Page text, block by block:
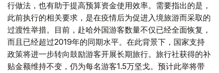
行做法，也有助于提高预算资金使用效率。需要指出的是，
此前执行的相关要求，是在疫情后为促进入境旅游而采取的
过渡性举措。目前，赴哈外国游客数量不仅已经全面恢复，
而且已经超过2019年的同期水平。在此背景下，国家支持
政策将进一步转向鼓励游客开展长期旅行。旅行社获得的补
贴金额维持不变，仍为每名游客1.5万坚戈。预计此举将带